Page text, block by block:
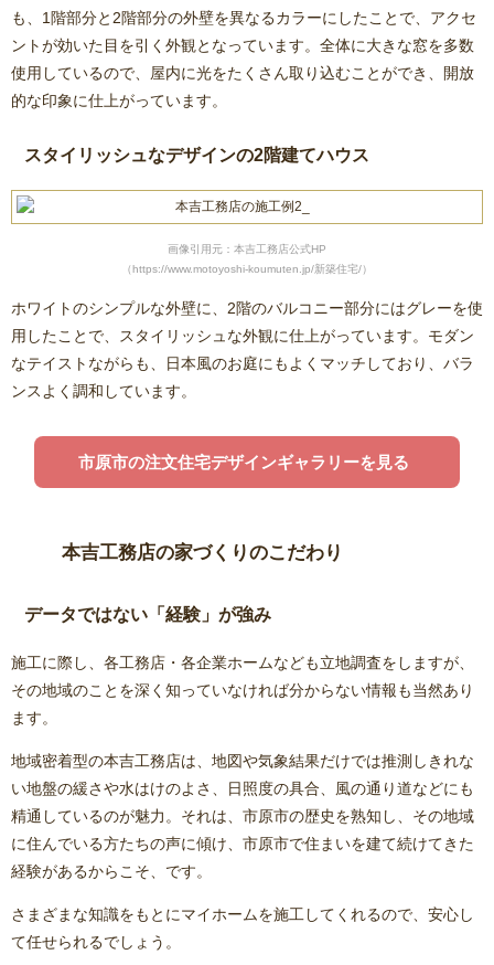
も、1階部分と2階部分の外壁を異なるカラーにしたことで、アクセ
ントが効いた目を引く外観となっています。全体に大きな窓を多数
使用しているので、屋内に光をたくさん取り込むことができ、開放
的な印象に仕上がっています。
スタイリッシュなデザインの2階建てハウス
画像引用元：本吉工務店公式HP
（https://www.motoyoshi-koumuten.jp/新築住宅/）
ホワイトのシンプルな外壁に、2階のバルコニー部分にはグレーを使
用したことで、スタイリッシュな外観に仕上がっています。モダン
なテイストながらも、日本風のお庭にもよくマッチしており、バラ
ンスよく調和しています。
市原市の注文住宅デザインギャラリーを見る
本吉工務店の家づくりのこだわり
データではない「経験」が強み
施工に際し、各工務店・各企業ホームなども立地調査をしますが、
その地域のことを深く知っていなければ分からない情報も当然あり
ます。
地域密着型の本吉工務店は、地図や気象結果だけでは推測しきれな
い地盤の緩さや水はけのよさ、日照度の具合、風の通り道などにも
精通しているのが魅力。それは、市原市の歴史を熟知し、その地域
に住んでいる方たちの声に傾け、市原市で住まいを建て続けてきた
経験があるからこそ、です。
さまざまな知識をもとにマイホームを施工してくれるので、安心し
て任せられるでしょう。